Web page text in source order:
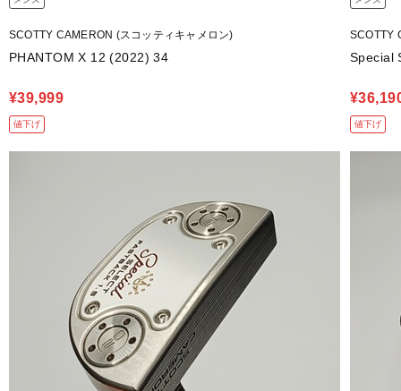
SCOTTY CAMERON (スコッティキャメロン)
PHANTOM X 12 (2022) 34
¥39,999
値下げ
SCOTTY
Special
値下げ